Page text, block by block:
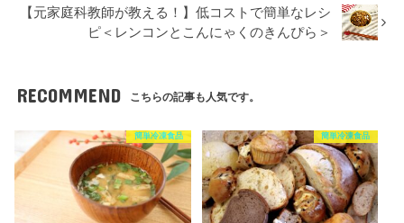
【元家庭科教師が教える！】低コストで簡単なレシ
ピ＜レンコンとこんにゃくのきんぴら＞
RECOMMEND こちらの記事も人気です。
簡単冷凍食品 簡単冷凍食品